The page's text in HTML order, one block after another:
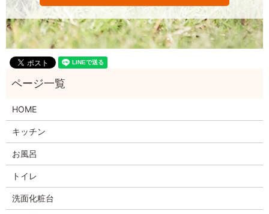
HOME
キッチン
お風呂
トイレ
洗面化粧台